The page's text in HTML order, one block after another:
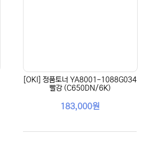
[OKI] 정품토너 YA8001-1088G034
빨강 (C650DN/6K)
183,000원